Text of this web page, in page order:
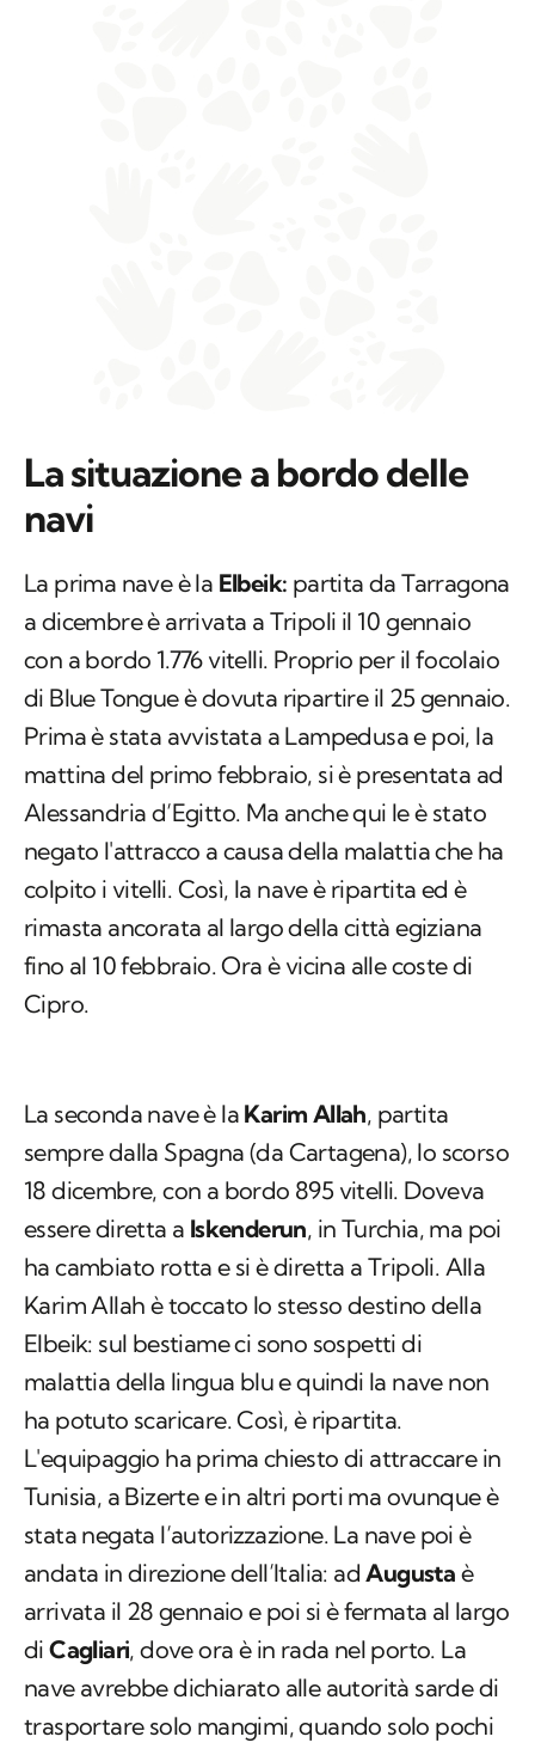
La situazione a bordo delle
navi
La prima nave è la Elbeik: partita da Tarragona
a dicembre è arrivata a Tripoli il 10 gennaio
con a bordo 1.776 vitelli. Proprio per il focolaio
di Blue Tongue è dovuta ripartire il 25 gennaio.
Prima è stata avvistata a Lampedusa e poi, la
mattina del primo febbraio, si è presentata ad
Alessandria d’Egitto. Ma anche qui le è stato
negato l'attracco a causa della malattia che ha
colpito i vitelli. Così, la nave è ripartita ed è
rimasta ancorata al largo della città egiziana
fino al 10 febbraio. Ora è vicina alle coste di
Cipro.
La seconda nave è la Karim Allah, partita
sempre dalla Spagna (da Cartagena), lo scorso
18 dicembre, con a bordo 895 vitelli. Doveva
essere diretta a Iskenderun, in Turchia, ma poi
ha cambiato rotta e si è diretta a Tripoli. Alla
Karim Allah è toccato lo stesso destino della
Elbeik: sul bestiame ci sono sospetti di
malattia della lingua blu e quindi la nave non
ha potuto scaricare. Così, è ripartita.
L'equipaggio ha prima chiesto di attraccare in
Tunisia, a Bizerte e in altri porti ma ovunque è
stata negata l’autorizzazione. La nave poi è
andata in direzione dell’Italia: adAugusta è
arrivata il 28 gennaio e poi si è fermata al largo
diCagliari, dove ora è in rada nel porto. La
nave avrebbe dichiarato alle autorità sarde di
trasportare solo mangimi, quando solo pochi